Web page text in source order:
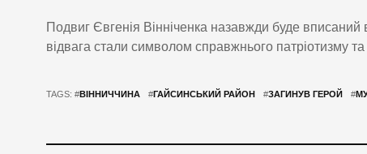
Подвиг Євгенія Вінніченка назавжди буде вписаний
відвага стали символом справжнього патріотизму
TAGS: #ВІННИЧЧИНА #ГАЙСИНСЬКИЙ РАЙОН #ЗАГИНУВ ГЕРОЙ #